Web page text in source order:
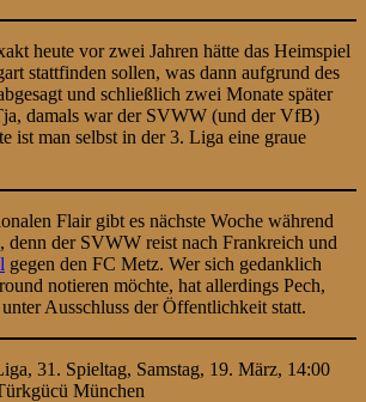
heute vor zwei Jahren hätte das Heimspiel
stattfinden sollen, was dann aufgrund des
und schließlich zwei Monate später
damals war der SVWW (und der VfB)
ist man selbst in der 3. Liga eine graue
Flair gibt es nächste Woche während
denn der SVWW reist nach Frankreich und
gegen den FC Metz. Wer sich gedanklich
notieren möchte, hat allerdings Pech,
Ausschluss der Öffentlichkeit statt.
31. Spieltag, Samstag, 19. März, 14:00
München